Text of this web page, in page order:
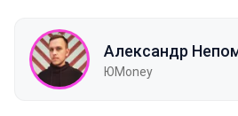
Александр
ЮMoney